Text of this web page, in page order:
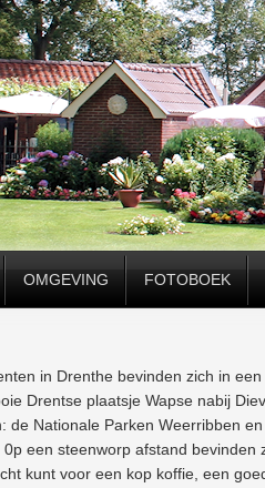
OMGEVING FOTOBOEK
in Drenthe bevinden zich in
Drentse plaatsje Wapse nabij
de Nationale Parken Weerribben
een steenworp afstand bevinden
kunt voor een kop koffie, een